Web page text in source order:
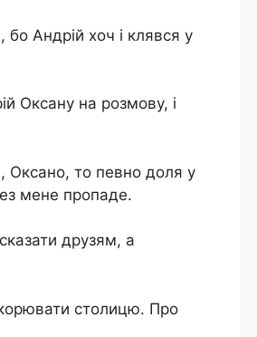
Андрій хоч і клявся у
Оксану на розмову, і
Оксано, то певно доля у
мене пропаде.
друзям, а
столицю. Про